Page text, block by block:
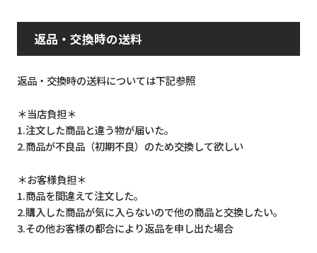
返品・交換時の送料
返品・交換時の送料については下記参照
＊当店負担＊
1.注文した商品と違う物が届いた。
2.商品が不良品（初期不良）のため交換して欲しい
＊お客様負担＊
1.商品を間違えて注文した。
2.購入した商品が気に入らないので他の商品と交換したい。
3.その他お客様の都合により返品を申し出た場合